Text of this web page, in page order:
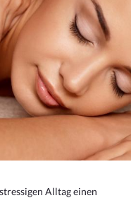
Alltag einen